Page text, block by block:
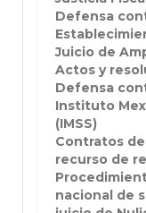
Defensa
Juicio de
Actos y
Defensa
Instituto
(IMSS)
Contratos
recurso de
nacional de